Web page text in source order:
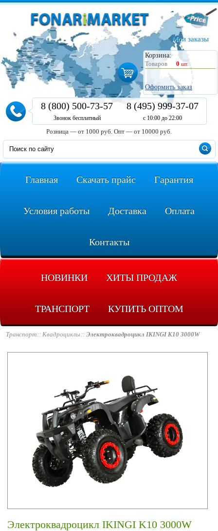
Мои заказы
Корзина:
Товаров
0 шт.
Оформить заказ
8 (800) 500-73-57
Звонок бесплатный
8 (495) 999-37-07
с 10:00 до 22:00
Розница — от 1000 руб. Опт — от 10000 руб.
Главная Скачать прайс Гарантия
Условия работы Доставка Оплата
Контакты
НОВИНКИ ХИТЫ ПРОДАЖ
ТРАНСПОРТ КУПИТЬ ОПТОМ
Транспорт Квадроциклы Электроквадроцикл IKINGI K10 3000W
Электроквадроцикл IKINGI K10 3000W